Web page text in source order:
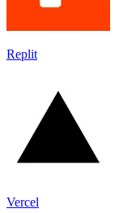
Replit
Vercel